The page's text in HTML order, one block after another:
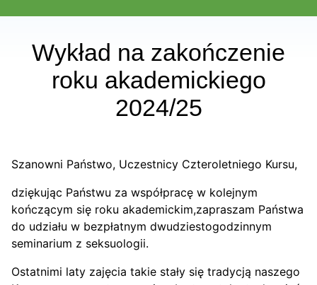
Wykład na zakończenie
roku akademickiego
2024/25
Szanowni Państwo, Uczestnicy Czteroletniego Kursu,
dziękując Państwu za współpracę w kolejnym
kończącym się roku akademickim,zapraszam Państwa
do udziału w bezpłatnym dwudziestogodzinnym
seminarium z seksuologii.
Ostatnimi laty zajęcia takie stały się tradycją naszego